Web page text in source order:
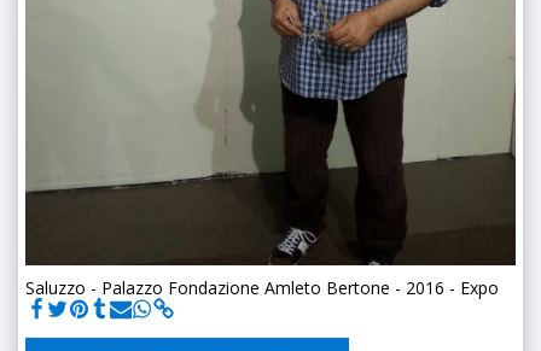
Saluzzo - Palazzo Fondazione Amleto Bertone - 2016 - Expo